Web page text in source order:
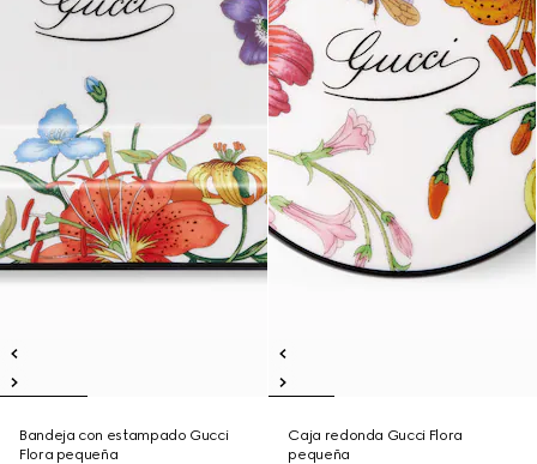
Bandeja con estampado Gucci
Flora pequeña
Caja redonda Gucci Flora
pequeña